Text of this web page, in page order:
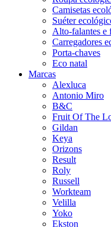
Camisetas
Suéter
Alto-falantes e
Carregadores
Porta-chaves
Eco natal
Marcas
Alexluca
Antonio Miro
B&C
Fruit Of The
Gildan
Keya
Orizons
Result
Roly
Russell
Workteam
Velilla
Yoko
Ekston